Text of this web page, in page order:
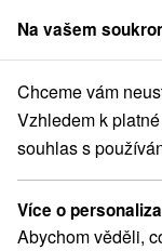
člen skupinySorger
Pobyty na
Pobyty pro
Kategorie
Na vašem
Chceme vám
Vzhledem k
souhlas s
Více o
Abychom věděli,